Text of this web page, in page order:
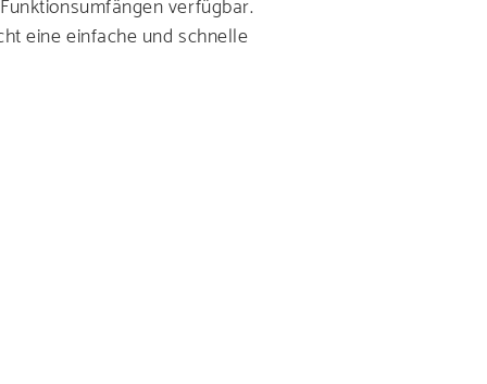
das
verfügbar.
eine einfache und schnelle